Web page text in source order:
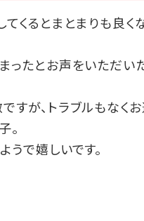
くるとまとまりも良くな
ったとお声をいただい
すが、トラブルもなく
。
うで嬉しいです。